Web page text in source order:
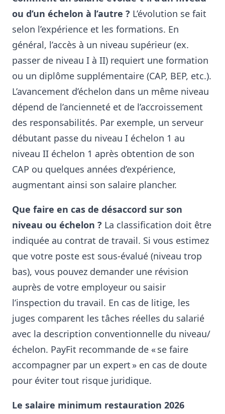
ou d’un échelon à l’autre ? L’évolution se fait
selon l’expérience et les formations. En
général, l’accès à un niveau supérieur (ex.
passer de niveau I à II) requiert une formation
ou un diplôme supplémentaire (CAP, BEP, etc.).
L’avancement d’échelon dans un même niveau
dépend de l’ancienneté et de l’accroissement
des responsabilités. Par exemple, un serveur
débutant passe du niveau I échelon 1 au
niveau II échelon 1 après obtention de son
CAP ou quelques années d’expérience,
augmentant ainsi son salaire plancher.
Que faire en cas de désaccord sur son
niveau ou échelon ? La classification doit être
indiquée au contrat de travail. Si vous estimez
que votre poste est sous-évalué (niveau trop
bas), vous pouvez demander une révision
auprès de votre employeur ou saisir
l’inspection du travail. En cas de litige, les
juges comparent les tâches réelles du salarié
avec la description conventionnelle du niveau/
échelon. PayFit recommande de « se faire
accompagner par un expert » en cas de doute
pour éviter tout risque juridique.
Le salaire minimum restauration 2026